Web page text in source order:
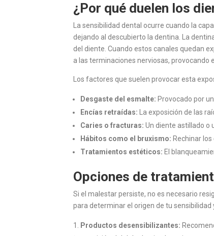
¿Por qué duelen los
La sensibilidad dental ocurre cuando la
dejando al descubierto la dentina. La
del diente. Cuando estos canales quedan
a las terminaciones nerviosas, provocando
Los factores que suelen provocar esta
Desgaste del esmalte: Provocado por
Encías retraídas: La exposición de las
Caries o fracturas: Un diente astillado o
Hábitos como el bruxismo: Rechinar
Tratamientos estéticos: El
Opciones de
Si el malestar persiste, no es necesario
para determinar el origen de tu
Productos desensibilizantes: